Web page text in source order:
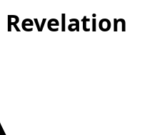
Revelation